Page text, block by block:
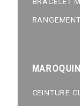
CEINTURE